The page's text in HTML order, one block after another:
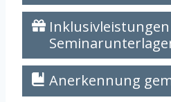
Anerkennung